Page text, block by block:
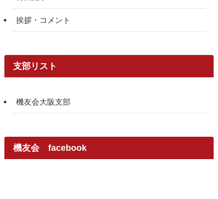
挨拶・コメント
支部リスト
機友会大阪支部
機友会 facebook